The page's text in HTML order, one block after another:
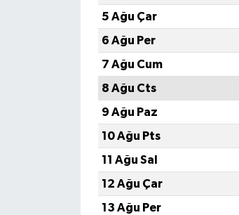
5 Ağu Çar
6 Ağu Per
7 Ağu Cum
8 Ağu Cts
9 Ağu Paz
10 Ağu Pts
11 Ağu Sal
12 Ağu Çar
13 Ağu Per